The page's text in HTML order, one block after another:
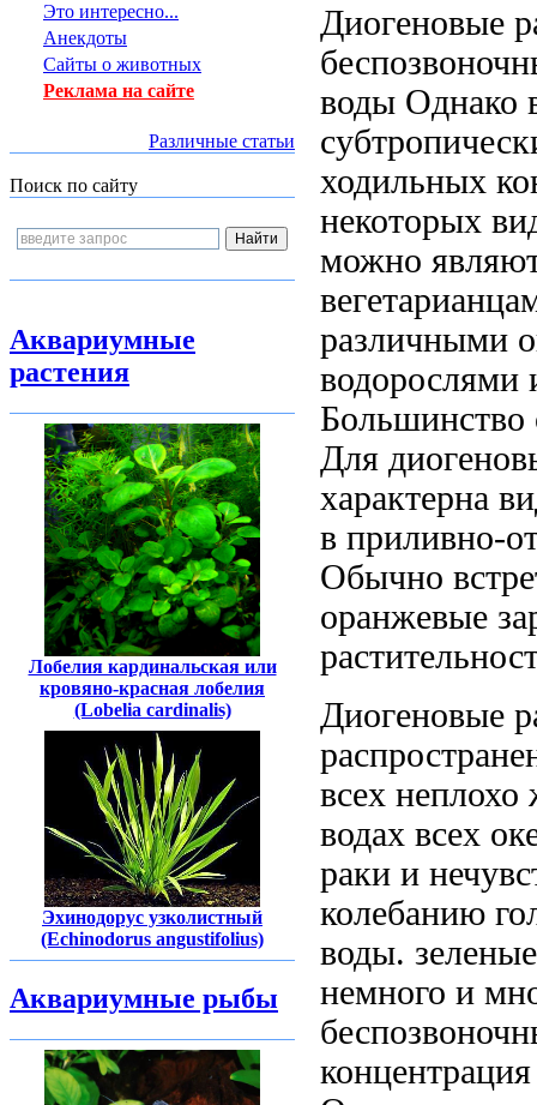
Это интересно...
Анекдоты
Сайты о животных
Реклама на сайте
Различные статьи
Поиск по сайту
Аквариумные
растения
Лобелия кардинальская или
кровяно-красная лобелия
(Lobelia cardinalis)
Эхинодорус узколистный
(Echinodorus angustifolius)
Аквариумные рыбы
Диогеновые
воды Однако
ходильных
некоторых
можно
различными
водорослями
Большинство
Для
характерна
в приливно-
Обычно
оранжевые
Диогеновые
всех неплохо
водах всех
раки и
колебанию
воды.
немного и